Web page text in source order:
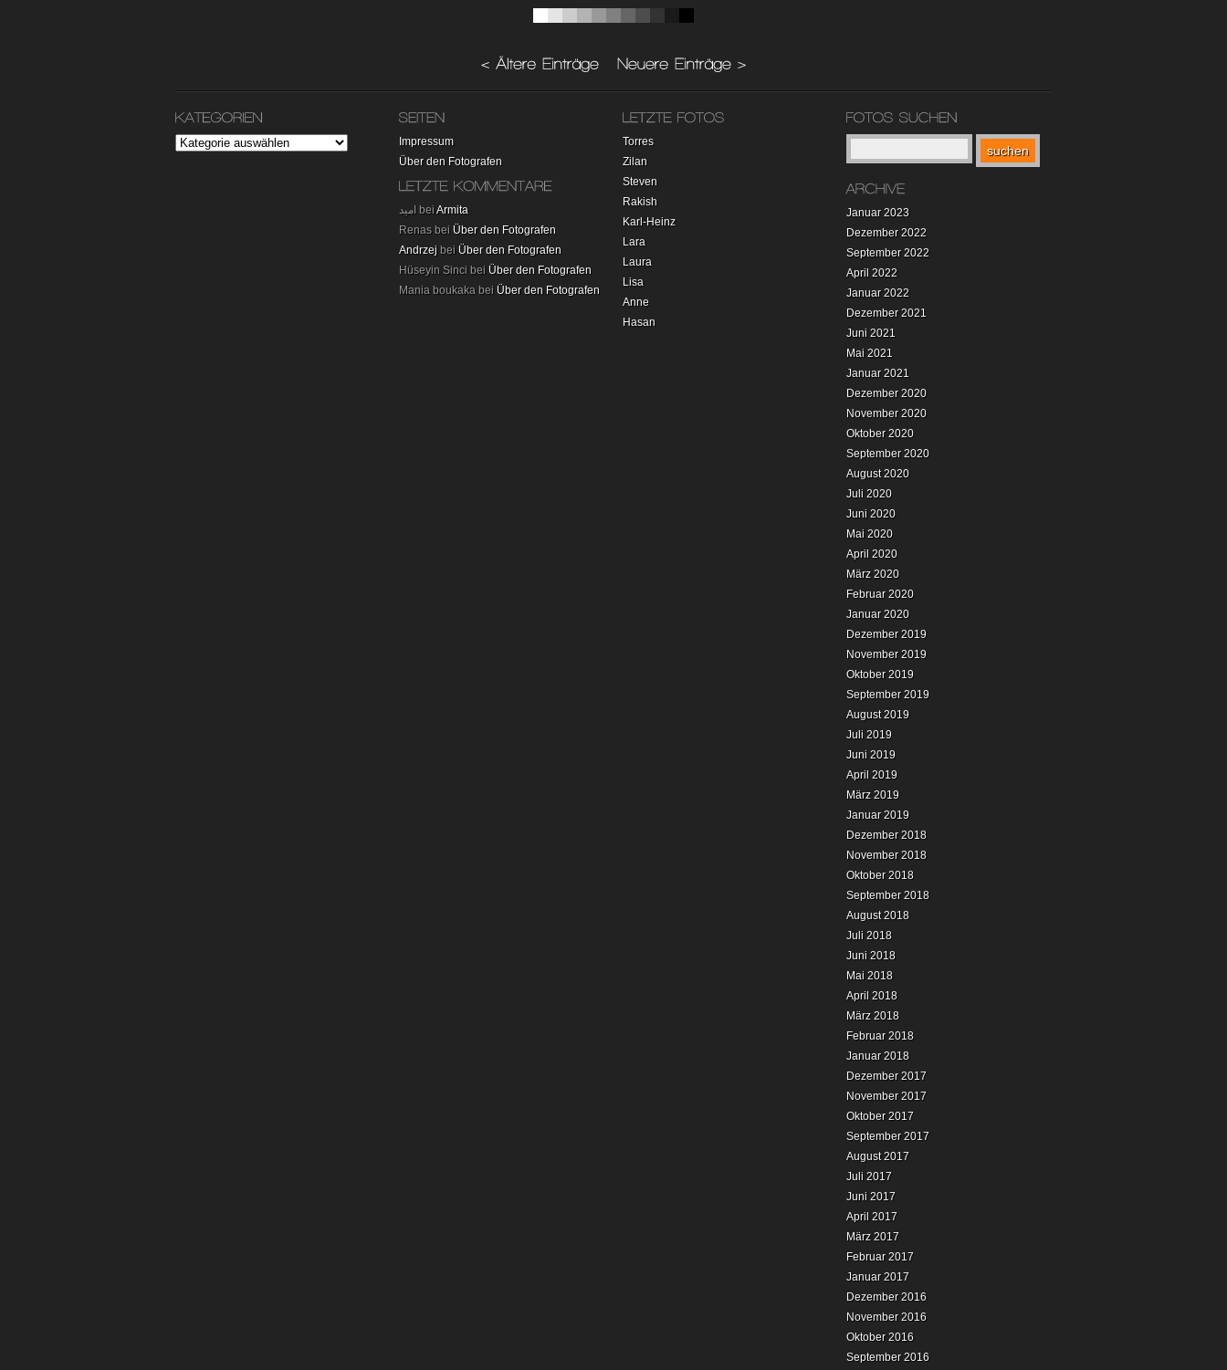
Impressum
Über den Fotografen
امید bei Armita
Renas bei Über den Fotografen
Andrzej bei Über den Fotografen
Hüseyin Sinci bei Über den Fotografen
Mania boukaka bei Über den Fotografen
Torres
Zilan
Steven
Rakish
Karl-Heinz
Lara
Laura
Lisa
Anne
Hasan
Januar 2023
Dezember 2022
September 2022
April 2022
Januar 2022
Dezember 2021
Juni 2021
Mai 2021
Januar 2021
Dezember 2020
November 2020
Oktober 2020
September 2020
August 2020
Juli 2020
Juni 2020
Mai 2020
April 2020
März 2020
Februar 2020
Januar 2020
Dezember 2019
November 2019
Oktober 2019
September 2019
August 2019
Juli 2019
Juni 2019
April 2019
März 2019
Januar 2019
Dezember 2018
November 2018
Oktober 2018
September 2018
August 2018
Juli 2018
Juni 2018
Mai 2018
April 2018
März 2018
Februar 2018
Januar 2018
Dezember 2017
November 2017
Oktober 2017
September 2017
August 2017
Juli 2017
Juni 2017
April 2017
März 2017
Februar 2017
Januar 2017
Dezember 2016
November 2016
Oktober 2016
September 2016